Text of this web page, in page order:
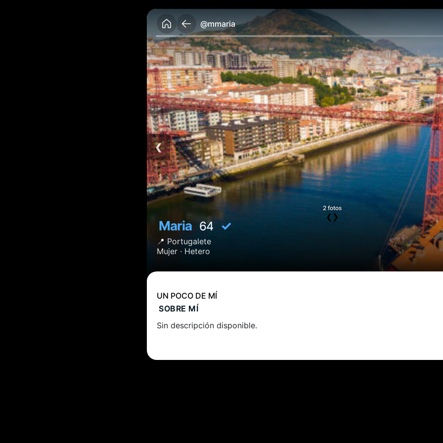
@mmaria
Maria 64 ✓
📍 Portugalete
Mujer · Hetero
❮
2 fotos
❮ ❯
UN POCO DE MÍ
SOBRE MÍ
Sin descripción disponible.